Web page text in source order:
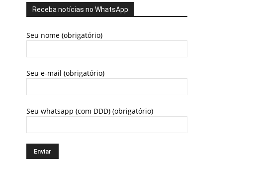
Receba notícias no WhatsApp
Seu nome (obrigatório)
Seu e-mail (obrigatório)
Seu whatsapp (com DDD) (obrigatório)